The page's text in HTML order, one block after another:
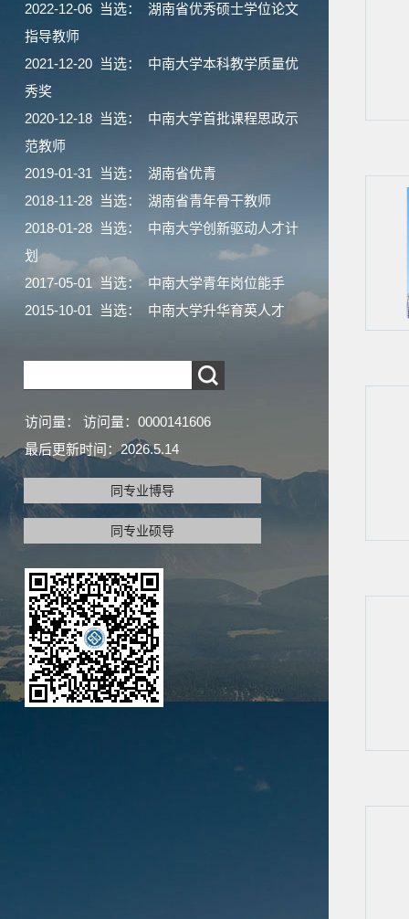
2022-12-06 当选： 湖南省优秀硕士学位论文
指导教师
2021-12-20 当选： 中南大学本科教学质量优
秀奖
2020-12-18 当选： 中南大学首批课程思政示
范教师
2019-01-31 当选： 湖南省优青
2018-11-28 当选： 湖南省青年骨干教师
2018-01-28 当选： 中南大学创新驱动人才计
划
2017-05-01 当选： 中南大学青年岗位能手
2015-10-01 当选： 中南大学升华育英人才
访问量： 访问量： 0000141606
最后更新时间：2026.5.14
同专业博导
同专业硕导